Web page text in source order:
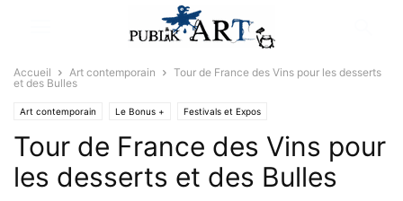
Accueil Art contemporain
Tour de France des Vins pour les desserts
et des Bulles
Art contemporain Le Bonus + Festivals et Expos
Tour de France des Vins pour
les desserts et des Bulles